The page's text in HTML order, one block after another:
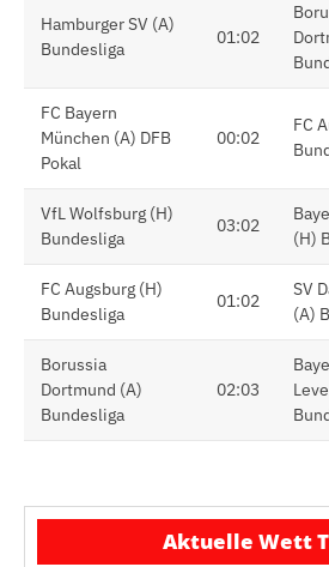
Hamburger SV (A)
Bundesliga
01:02
FC Bayern
München (A) DFB
Pokal
00:02
FC
VfL Wolfsburg (H)
Bundesliga
03:02
(H)
FC Augsburg (H)
Bundesliga
01:02
SV
(A)
Borussia
Dortmund (A)
Bundesliga
02:03
Aktuelle Wett